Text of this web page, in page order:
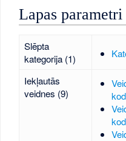
Lapas parametri
Slēpta
kategorija (1)
Iekļautās
veidnes (9)